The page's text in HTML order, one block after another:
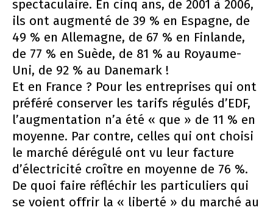
spectaculaire. En cinq ans, de 2001 à 2006,
ils ont augmenté de 39 % en Espagne, de
49 % en Allemagne, de 67 % en Finlande,
de 77 % en Suède, de 81 % au Royaume-
Uni, de 92 % au Danemark !
Et en France ? Pour les entreprises qui ont
préféré conserver les tarifs régulés d’EDF,
l’augmentation n’a été « que » de 11 % en
moyenne. Par contre, celles qui ont choisi
le marché dérégulé ont vu leur facture
d’électricité croître en moyenne de 76 %.
De quoi faire réfléchir les particuliers qui
se voient offrir la « liberté » du marché au